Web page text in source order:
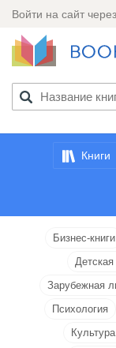
Войти на сайт
Книги
Бизнес-книги
Детская
Зарубежная
Психология